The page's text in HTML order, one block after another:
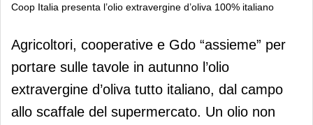
Coop Italia presenta l’olio extravergine d’oliva 100% italiano
Coop Italia presenta l’olio
extravergine d’oliva 100% italiano
Agricoltori, cooperative e Gdo “assieme” per
portare sulle tavole in autunno l’olio
extravergine d’oliva tutto italiano, dal campo
allo scaffale del supermercato. Un olio non